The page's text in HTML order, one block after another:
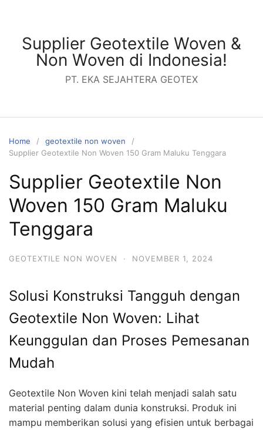
contentSupplier Geotextile Woven &
Non Woven di Indonesia!
PT. EKA SEJAHTERA GEOTEX
Home
geotextile non woven
Supplier Geotextile Non Woven 150 Gram Maluku Tenggara
Supplier Geotextile Non
Woven 150 Gram Maluku
Tenggara
GEOTEXTILE NON WOVEN · NOVEMBER 1, 2024
Solusi Konstruksi Tangguh dengan
Geotextile Non Woven: Lihat
Keunggulan dan Proses Pemesanan
Mudah
Geotextile Non Woven kini telah menjadi salah satu
material penting dalam dunia konstruksi. Produk ini
mampu memberikan solusi yang efisien untuk berbagai